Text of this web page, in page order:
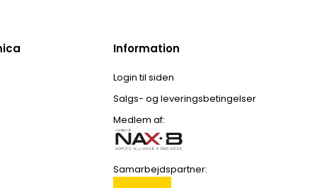
Information
Login til siden
Salgs- og leveringsbetingelser
Medlem af:
Samarbejdspartner: